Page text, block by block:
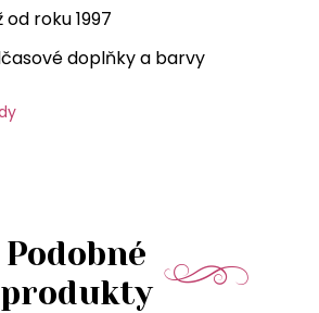
od roku 1997
doplňky a barvy
Podobné
produkty